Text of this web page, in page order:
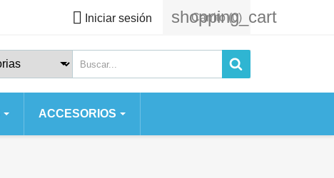
 Iniciar sesión shopping_cart
Carrito (0)
ACCESORIOS